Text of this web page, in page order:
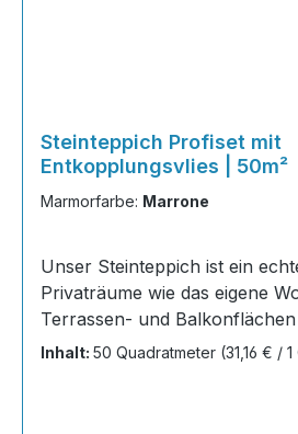
Steinteppich Profiset mit
Entkopplungsvlies | 50m²
Marmorfarbe: Marrone
Unser Steinteppich ist ein
Privaträume wie das eigene
Terrassen- und
Gewerbeobjekte und
Inhalt: 50 Quadratmeter (31,16 € /